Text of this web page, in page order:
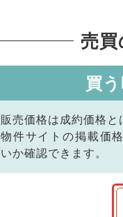
売
買
販売価格は成約価格と
物件サイトの掲載価
いか確認できます。